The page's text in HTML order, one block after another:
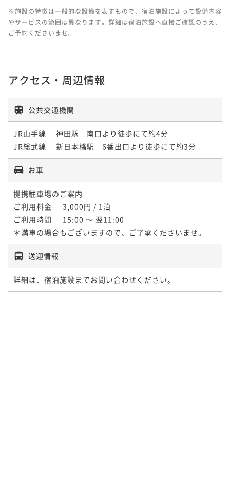
※施設の特徴は一般的な設備を表すもので、宿泊施設によって設備内容
やサービスの範囲は異なります。詳細は宿泊施設へ直接ご確認のうえ、
ご予約くださいませ。
アクセス・周辺情報
公共交通機関
JR山手線 　神田駅　南口より徒歩にて約4分
JR総武線 　新日本橋駅　6番出口より徒歩にて約3分
お車
提携駐車場のご案内
ご利用料金	3,000円 / 1泊
ご利用時間	15:00 ～ 翌11:00
＊満車の場合もございますので、ご了承くださいませ。
送迎情報
詳細は、宿泊施設までお問い合わせください。